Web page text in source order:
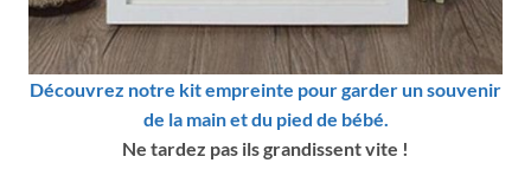
Découvrez notre kit empreinte pour garder un souvenir
de la main et du pied de bébé.
Ne tardez pas ils grandissent vite !